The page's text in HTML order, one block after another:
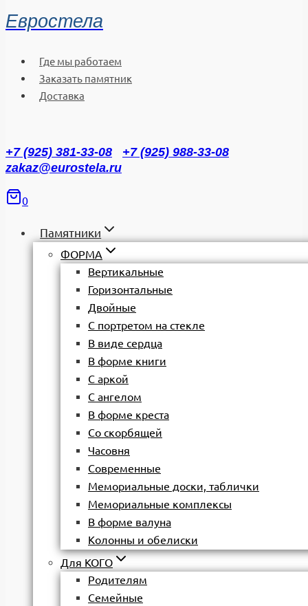
Евростела
Где мы работаем
Заказать памятник
Доставка
+7 (925) 381-33-08
+7 (925) 988-33-08
zakaz@eurostela.ru
0
Памятники
ФОРМА
Вертикальные
Горизонтальные
Двойные
С портретом на стекле
В виде сердца
В форме книги
С аркой
С ангелом
В форме креста
Со скорбящей
Часовня
Современные
Мемориальные доски, таблички
Мемориальные комплексы
В форме валуна
Колонны и обелиски
Для КОГО
Родителям
Семейные